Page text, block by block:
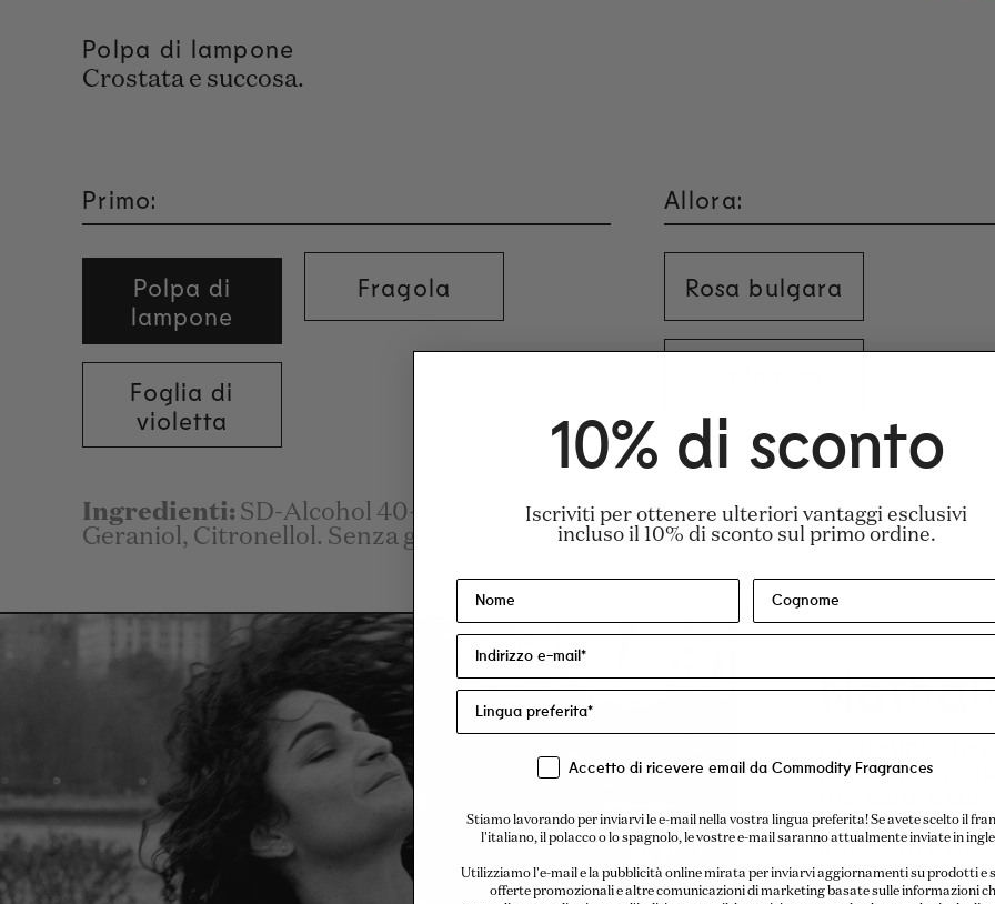
Polpa di lampone
Crostata e succosa.
Primo:
Polpa di
lampone
Fragola
Foglia di
violetta
Allora:
Rosa bulgara
Ingredienti: SD-Alcohol 40-B (Alcohol Denat.), Parfum/Fragrance, Aqua/
Geraniol, Citronellol. Senza genere. Certificato Leaping Bunny.
Come uno
per creare i
o Creatori,
migliori
innovative
10% di sconto
Iscriviti per ottenere ulteriori vantaggi esclusivi
incluso il 10% di sconto sul primo ordine.
Accetto di ricevere email da Commodity Fragrances
Stiamo lavorando per inviarvi le e-mail nella vostra lingua preferita! Se avete scelto il
l'italiano, il polacco o lo spagnolo, le vostre e-mail saranno attualmente inviate in
Utilizziamo l'e-mail e la pubblicità online mirata per inviarvi aggiornamenti su prodotti e
offerte promozionali e altre comunicazioni di marketing basate sulle informazioni